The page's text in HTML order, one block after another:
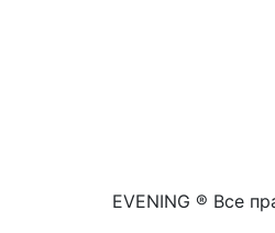
EVENING ® Все